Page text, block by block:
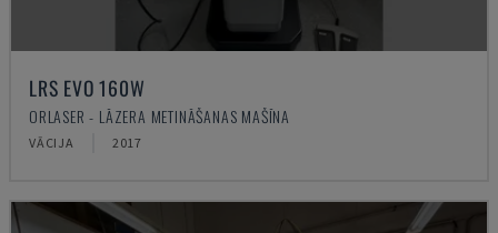
LRS EVO 160W
ORLASER - LĀZERA METINĀŠANAS MAŠĪNA
VĀCIJA 2017